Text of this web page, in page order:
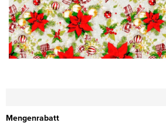
Mengenrabatt